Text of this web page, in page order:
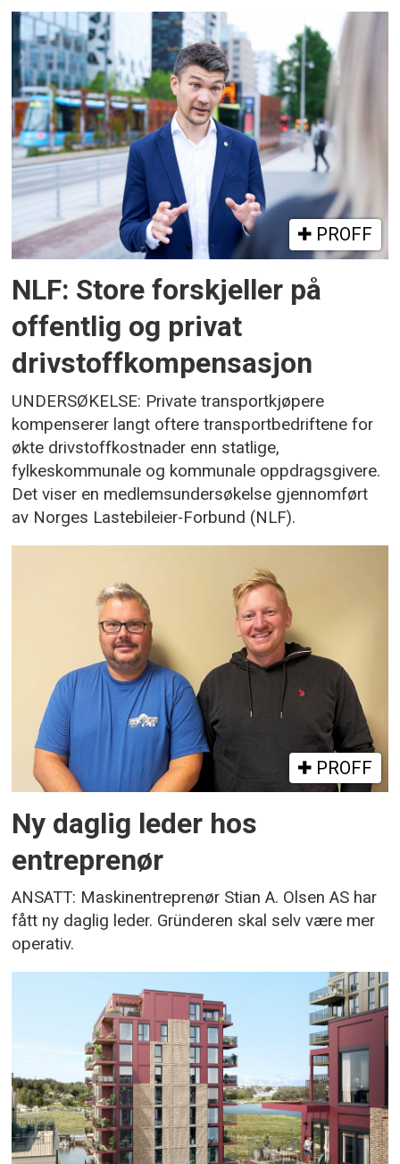
PROFF
NLF: Store forskjeller på
offentlig og privat
drivstoffkompensasjon
UNDERSØKELSE: Private transportkjøpere
kompenserer langt oftere transportbedriftene for
økte drivstoffkostnader enn statlige,
fylkeskommunale og kommunale oppdragsgivere.
Det viser en medlemsundersøkelse gjennomført
av Norges Lastebileier-Forbund (NLF).
PROFF
Ny daglig leder hos
entreprenør
ANSATT: Maskinentreprenør Stian A. Olsen AS har
fått ny daglig leder. Gründeren skal selv være mer
operativ.